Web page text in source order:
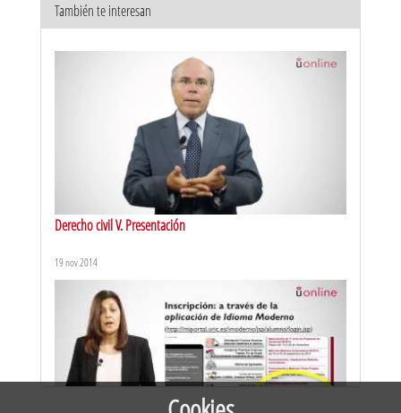
El análisis del grado de radicalización violenta a través de la
metáfora de la escalera
20 may 2020
También te interesan
Derecho civil V. Presentación
19 nov 2014